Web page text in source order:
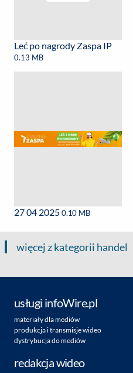
Leć po nagrody Zaspa IP
0.13 MB
27 04 20250.10 MB
więcej z kategorii handel
usługi infoWire.pl
materiały dla mediów
produkcja i transmisje wideo
dystrybucja do mediów
redakcja wideo